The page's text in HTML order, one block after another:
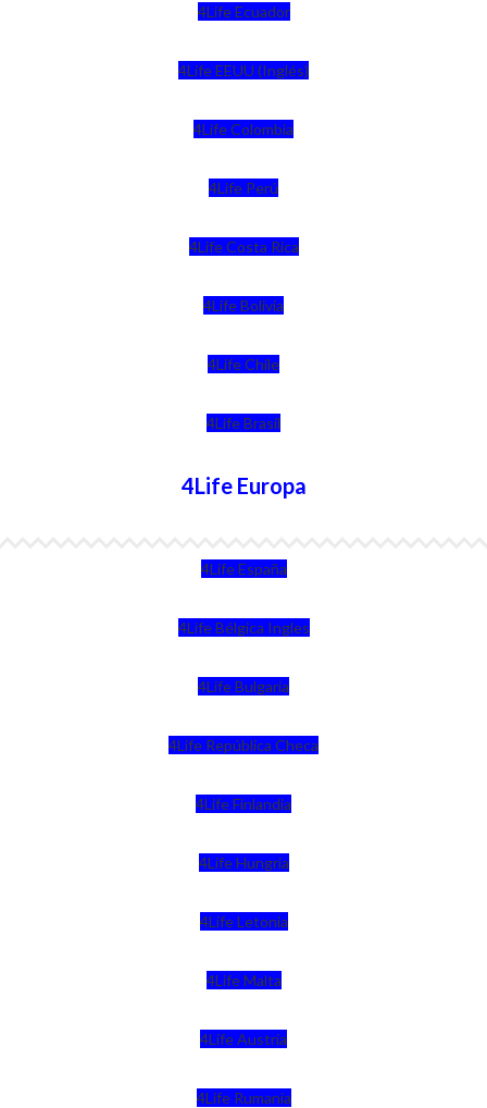
4Life Ecuador
4Life EEUU (Inglés)
4Life Colombia
4Life Perú
4Life Costa Rica
4Life Bolivia
4Life Chile
4Life Brasil
4Life Europa
4Life España
4Life Bélgica Ingles
4Life Bulgaria
4Life República Checa
4Life Finlandia
4Life Hungria
4Life Letonia
4Life Malta
4Life Austria
4Life Rumania